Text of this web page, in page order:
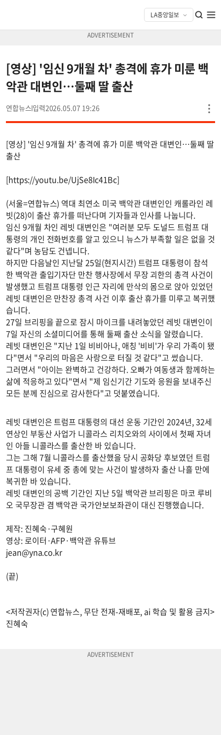
[영상] '임신 9개월 차' 총격에 휴가 미룬 백
악관 대변인…둘째 딸 출산
연합뉴스 2026.05.07 19:26
[영상] '임신 9개월 차' 총격에 휴가 미룬 백악관 대변인…둘째 딸
출산
[https://youtu.be/UjSe8Ic41Bc]
(서울=연합뉴스) 역대 최연소 미국 백악관 대변인인 캐롤라인 레
빗(28)이 출산 휴가를 떠난다며 기자들과 인사를 나눕니다.
임신 9개월 차인 레빗 대변인은 "여러분 모두 도널드 트럼프 대
통령의 개인 전화번호를 알고 있으니 뉴스가 부족할 일은 없을 것
같다"며 농담도 건넵니다.
하지만 다음날인 지난달 25일(현지시간) 트럼프 대통령이 참석
한 백악관 출입기자단 만찬 행사장에서 무장 괴한의 총격 사건이
발생했고 트럼프 대통령 인근 자리에 만삭의 몸으로 앉아 있었던
레빗 대변인은 만찬장 총격 사건 이후 출산 휴가를 미루고 복귀했
습니다.
27일 브리핑을 끝으로 잠시 마이크를 내려놓았던 레빗 대변인이
7일 자신의 소셜미디어를 통해 둘째 출산 소식을 알렸습니다.
레빗 대변인은 "지난 1일 비비아나, 애칭 '비비'가 우리 가족이 됐
다"면서 "우리의 마음은 사랑으로 터질 것 같다"고 썼습니다.
그러면서 "아이는 완벽하고 건강하다. 오빠가 여동생과 함께하는
삶에 적응하고 있다"면서 "제 임신기간 기도와 응원을 보내주신
모든 분께 진심으로 감사한다"고 덧붙였습니다.
레빗 대변인은 트럼프 대통령의 대선 운동 기간인 2024년, 32세
연상인 부동산 사업가 니콜라스 리치오와의 사이에서 첫째 자녀
인 아들 니콜라스를 출산한 바 있습니다.
그는 그해 7월 니콜라스를 출산했을 당시 공화당 후보였던 트럼
프 대통령이 유세 중 총에 맞는 사건이 발생하자 출산 나흘 만에
복귀한 바 있습니다.
레빗 대변인의 공백 기간인 지난 5일 백악관 브리핑은 마코 루비
오 국무장관 겸 백악관 국가안보보좌관이 대신 진행했습니다.
제작: 진혜숙·구혜원
영상: 로이터·AFP·백악관 유튜브
jean@yna.co.kr
(끝)
<저작권자(c) 연합뉴스, 무단 전재-재배포, ai 학습 및 활용 금지>
진혜숙